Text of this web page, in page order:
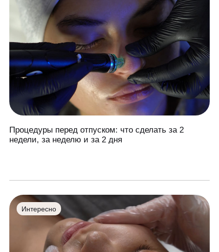
Процедуры перед отпуском: что сделать за 2
недели, за неделю и за 2 дня
Интересно